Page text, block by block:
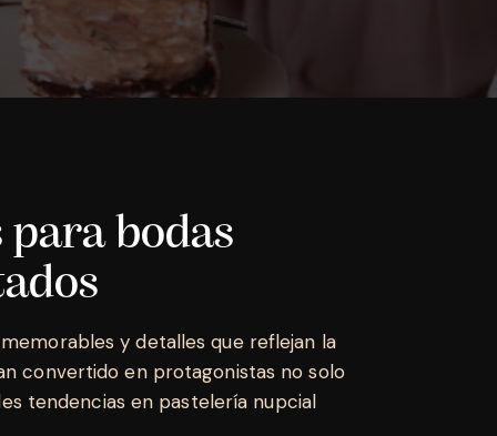
para bodas
y detalles que reflejan la
convertido en protagonistas no solo
tendencias en pastelería nupcial